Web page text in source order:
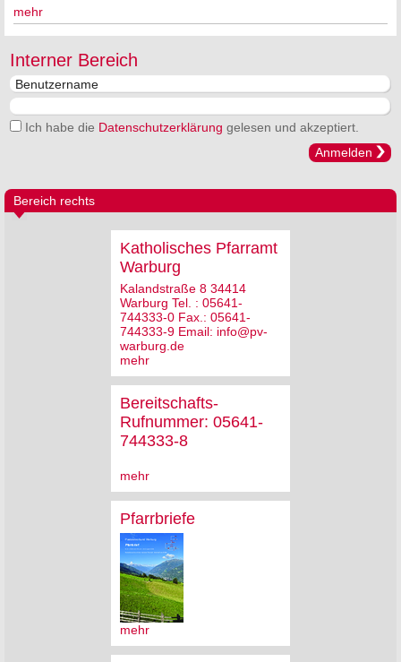
mehr
Interner Bereich
Ich habe die Datenschutzerklärung gelesen und akzeptiert.
Anmelden
Bereich rechts
Katholisches Pfarramt
Warburg
Kalandstraße 8 34414
Warburg Tel. : 05641-
744333-0 Fax.: 05641-
744333-9 Email: info@pv-
warburg.de
mehr
Bereitschafts-
Rufnummer: 05641-
744333-8
mehr
Pfarrbriefe
mehr